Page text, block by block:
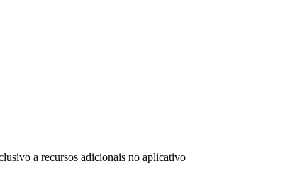
a recursos adicionais no aplicativo